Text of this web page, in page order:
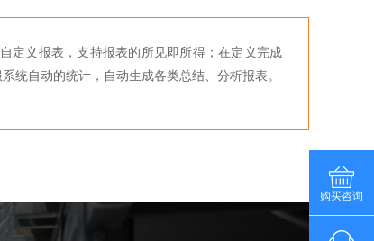
定义报表，支持报表的所见即所得；在定义完成
统自动的统计，自动生成各类总结、分析报表。
购买咨询